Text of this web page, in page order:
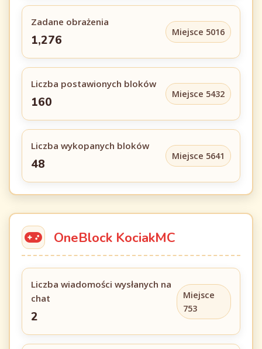
Zadane obrażenia
1,276
Miejsce 5016
Liczba postawionych bloków
160
Miejsce 5432
Liczba wykopanych bloków
48
Miejsce 5641
OneBlock KociakMC
Liczba wiadomości wysłanych na
chat
2
Miejsce
753